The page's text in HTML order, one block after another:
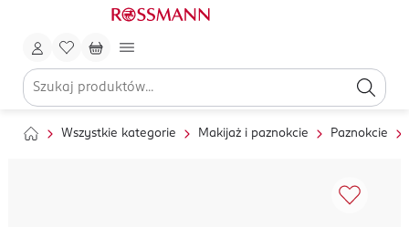
Wszystkie kategorie Makijaż i paznokcie Paznokcie